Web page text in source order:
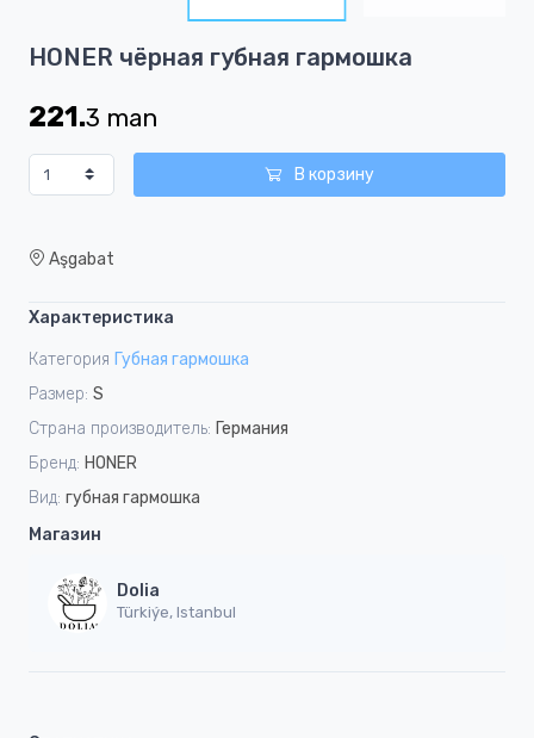
1
5
HONER чёрная губная гармошка
221.3 man
В корзину
Aşgabat
Характеристика
Категория Губная гармошка
Размер: S
Страна производитель: Германия
Бренд: HONER
Вид: губная гармошка
Магазин
Dolia
Türkiýe, Istanbul